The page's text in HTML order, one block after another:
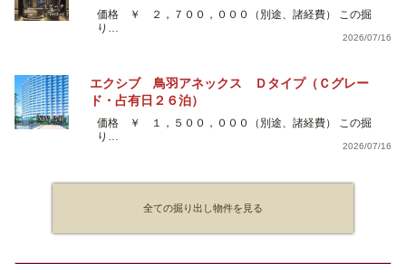
価格 ￥ ２，７００，０００（別途、諸経費） この掘
り…
2026/07/16
エクシブ 鳥羽アネックス Ｄタイプ（Ｃグレー
ド・占有日２６泊）
価格 ￥ １，５００，０００（別途、諸経費） この掘
り…
2026/07/16
全ての掘り出し物件を見る